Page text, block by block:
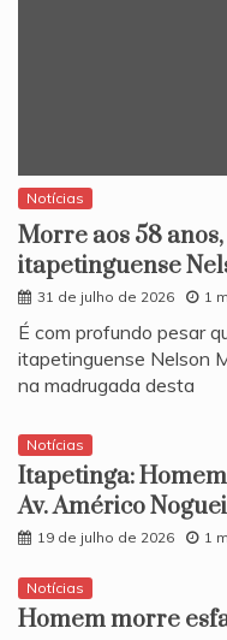
Notícias
Morre aos 58
itapetinguense
31 de julho de 2026 1
​É com profundo pesar
itapetinguense Nelson
na madrugada desta
Notícias
Itapetinga:
Av. Américo
19 de julho de 2026 1
Notícias
Homem morre